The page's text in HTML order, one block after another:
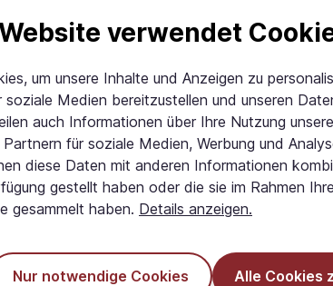
(sogenannte coloring food), hergestellt aus
EU 1333/2008). Diese Farbe wird als
for the Classification, manufacturing, use
Verpackung variieren.
unterschiedlich dargestellt werden,
verwendet
um unsere Inhalte und Anzeigen zu
soziale Medien bereitzustellen und unseren
auch Informationen über Ihre Nutzung
für soziale Medien, Werbung und
diese Daten mit anderen Informationen
gestellt haben oder die sie im Rahmen
gesammelt haben. Details anzeigen.
Nur notwendige Cookies Alle Cookies